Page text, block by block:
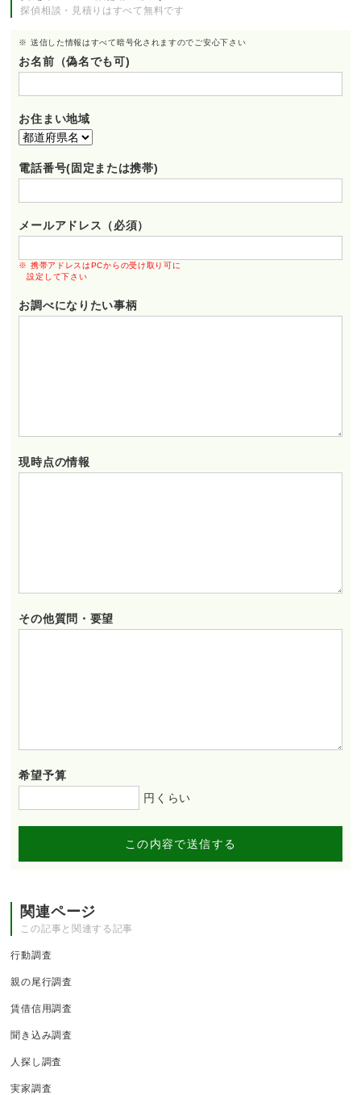
探偵相談・見積りはすべて無料です
※ 送信した情報はすべて暗号化されますのでご安心下さい
お名前（偽名でも可)
お住まい地域
電話番号(固定または携帯)
メールアドレス（必須）
※ 携帯アドレスはPCからの受け取り可に
設定して下さい
お調べになりたい事柄
現時点の情報
その他質問・要望
希望予算
円くらい
この内容で送信する
関連ページ
この記事と関連する記事
行動調査
親の尾行調査
賃借信用調査
聞き込み調査
人探し調査
実家調査